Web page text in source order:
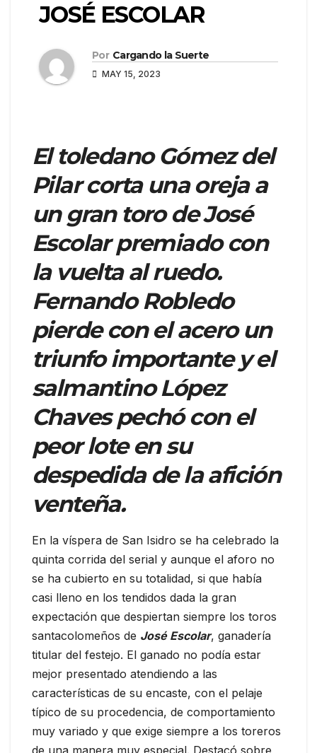
JOSÉ ESCOLAR
Por Cargando la Suerte
MAY 15, 2023
El toledano Gómez del
Pilar corta una oreja a
un gran toro de José
Escolar premiado con
la vuelta al ruedo.
Fernando Robledo
pierde con el acero un
triunfo importante y el
salmantino López
Chaves pechó con el
peor lote en su
despedida de la afición
venteña.
En la víspera de San Isidro se ha celebrado la
quinta corrida del serial y aunque el aforo no
se ha cubierto en su totalidad, si que había
casi lleno en los tendidos dada la gran
expectación que despiertan siempre los toros
santacolomeños de José Escolar, ganadería
titular del festejo. El ganado no podía estar
mejor presentado atendiendo a las
características de su encaste, con el pelaje
típico de su procedencia, de comportamiento
muy variado y que exige siempre a los toreros
de una manera muy especial. Destacó sobre